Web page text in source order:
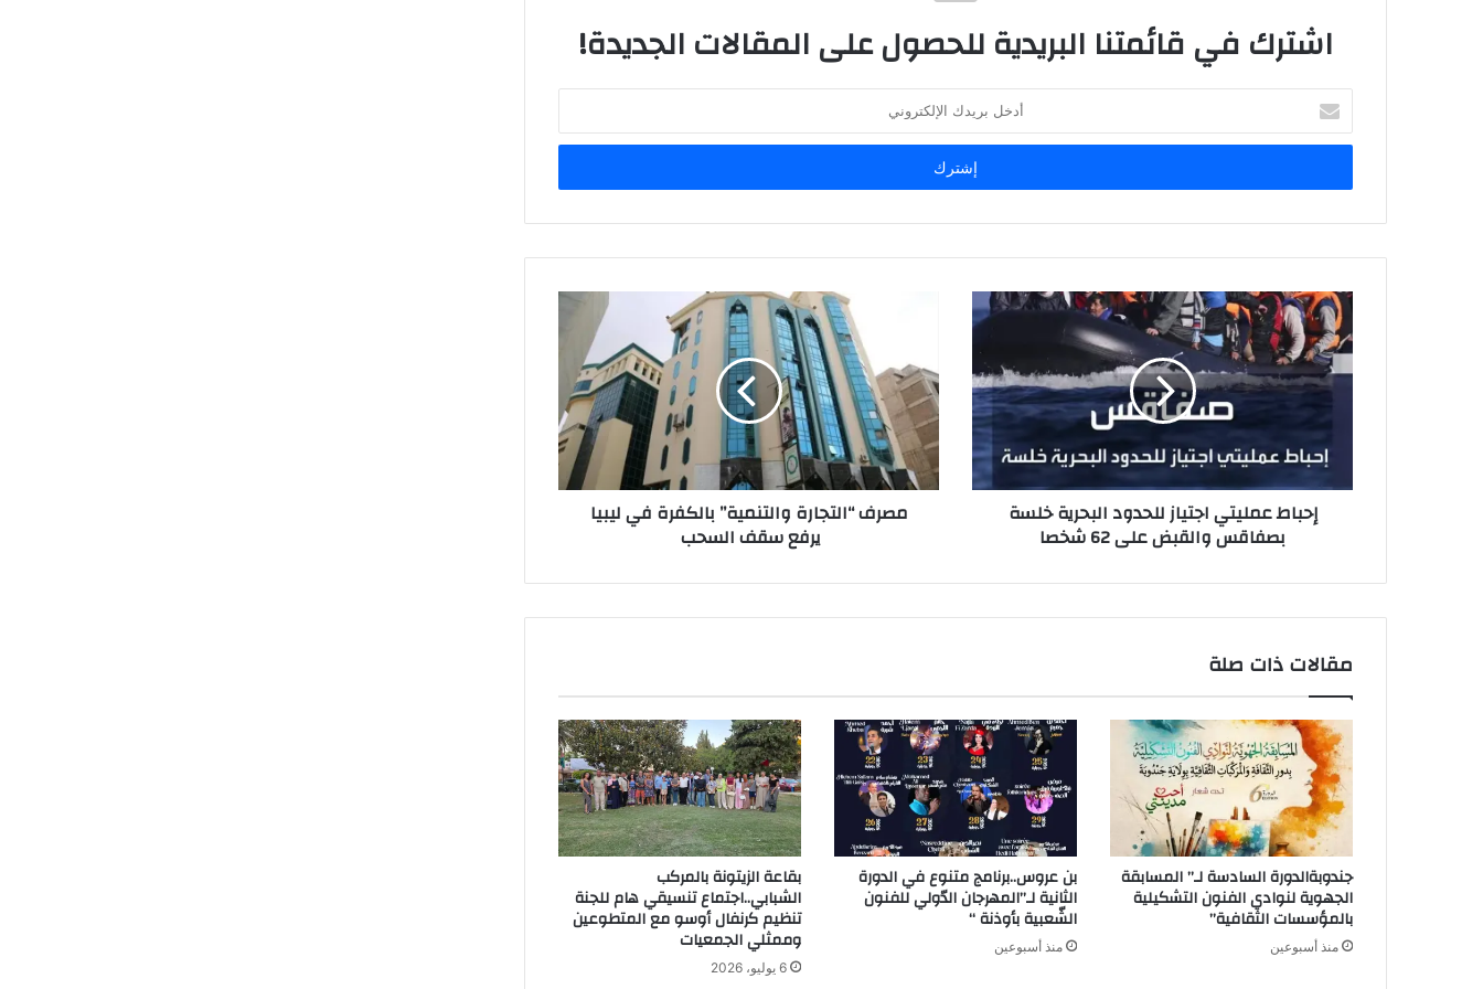
اشترك في قائمتنا البريدية للحصول على المقالات الجديدة!
خ
ب
د
ل
إ
ل
ن
إحباط عمليتي اجتياز للحدود البحرية خلسة
بصفاقس والقبض على 62 شخصا
مصرف “التجارة والتنمية” بالكفرة في ليبيا
يرفع سقف السحب
مقالات ذات صلة
جندوبةالدورة السادسة لـ” المسابقة
الجهوية لنوادي الفنون التشكيلية
بالمؤسسات الثقافية”
منذ أسبوعين
بن عروس..برنامج متنوع في الدورة
الثانية لـ”المهرجان الدّولي للفنون
الشّعبية بأوذنة “
منذ أسبوعين
بقاعة الزيتونة بالمركب
الشبابي..اجتماع تنسيقي هام للجنة
تنظيم كرنفال أوسو مع المتطوعين
وممثلي الجمعيات
6 يوليو، 2026